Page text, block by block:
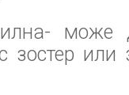
зостер